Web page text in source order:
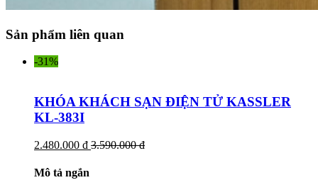
Sản phẩm liên quan
-31%
KHÓA KHÁCH SẠN ĐIỆN TỬ KASSLER
KL-383I
2.480.000 đ 3.590.000 đ
Mô tả ngắn